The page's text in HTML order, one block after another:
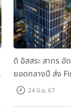
ดิ อิสสระ สาทร
ยอดกลางปี ส่ง
ดาวน์ หั่นราคาเริ่
24 มิ.ย. 67